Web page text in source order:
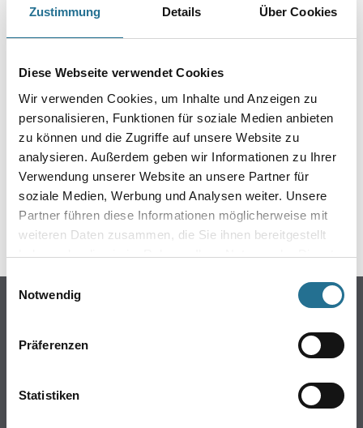
Zustimmung Details Über Cookies
Diese Webseite verwendet Cookies
Wir verwenden Cookies, um Inhalte und Anzeigen zu
personalisieren, Funktionen für soziale Medien anbieten
zu können und die Zugriffe auf unsere Website zu
analysieren. Außerdem geben wir Informationen zu Ihrer
Verwendung unserer Website an unsere Partner für
soziale Medien, Werbung und Analysen weiter. Unsere
Partner führen diese Informationen möglicherweise mit
weiteren Daten zusammen, die Sie ihnen bereitgestellt
haben oder die sie im Rahmen Ihrer Nutzung der Dienste
Einwilligungsauswahl
Notwendig
Präferenzen
Statistiken
IST AUFGETRETEN
Keine Sorge, wir pinseln schon an der Lösung und
werden das Problem so schnell wie möglich beheben.
Erkunden Sie in der Zwischenzeit unseren Online-Shop
und lassen Sie sich inspirieren.
ZURÜCK ZUM ONLINE-SHOP
Online-Shop
Putze- und Spachtelmassen